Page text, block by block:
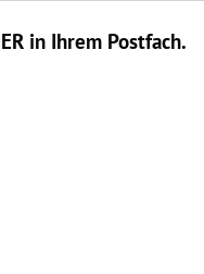
in Ihrem Postfach.